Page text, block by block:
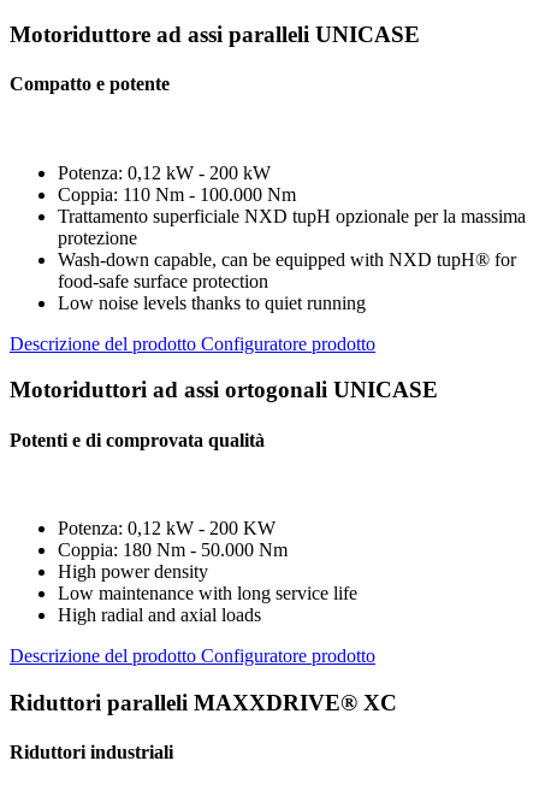
Motoriduttore ad assi paralleli UNICASE
Compatto e potente
Potenza: 0,12 kW - 200 kW
Coppia: 110 Nm - 100.000 Nm
Trattamento superficiale NXD tupH opzionale per la massima
protezione
Wash-down capable, can be equipped with NXD tupH® for
food-safe surface protection
Low noise levels thanks to quiet running
Descrizione del prodotto Configuratore prodotto
Motoriduttori ad assi ortogonali UNICASE
Potenti e di comprovata qualità
Potenza: 0,12 kW - 200 KW
Coppia: 180 Nm - 50.000 Nm
High power density
Low maintenance with long service life
High radial and axial loads
Descrizione del prodotto Configuratore prodotto
Riduttori paralleli MAXXDRIVE® XC
Riduttori industriali